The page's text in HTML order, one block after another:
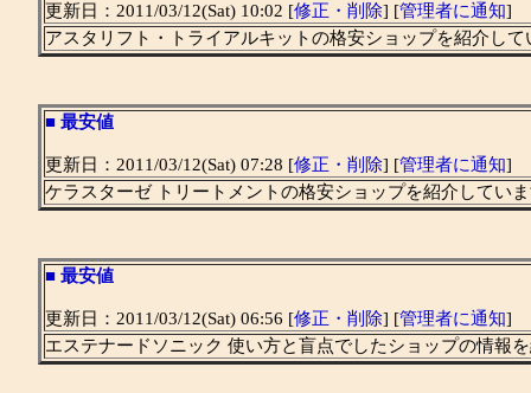
更新日：2011/03/12(Sat) 10:02 [修正・削除] [管理者に通知]
アスタリフト・トライアルキットの格安ショップを紹介して
■ 最安値
更新日：2011/03/12(Sat) 07:28 [修正・削除] [管理者に通知]
ケラスターゼ トリートメントの格安ショップを紹介してい
■ 最安値
更新日：2011/03/12(Sat) 06:56 [修正・削除] [管理者に通知]
エステナードソニック 使い方と盲点でしたショップの情報